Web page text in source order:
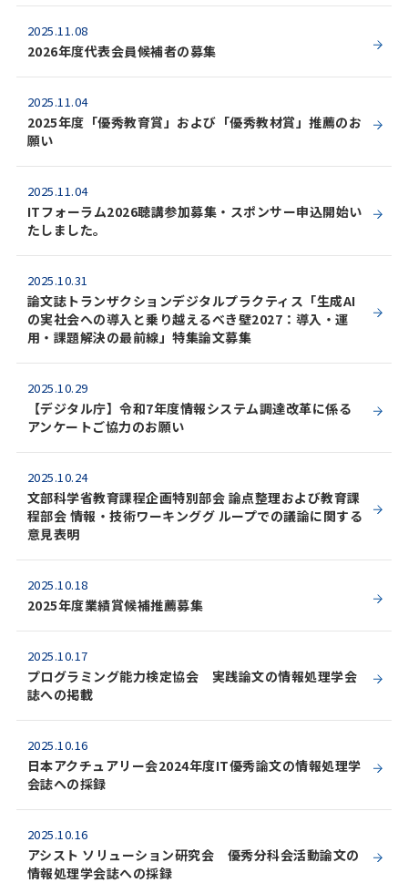
2025.11.08
2026年度代表会員候補者の募集
2025.11.04
2025年度「優秀教育賞」および「優秀教材賞」推薦のお
願い
2025.11.04
ITフォーラム2026聴講参加募集・スポンサー申込開始い
たしました。
2025.10.31
論文誌トランザクションデジタルプラクティス「生成AI
の実社会への導入と乗り越えるべき壁2027：導入・運
用・課題解決の最前線」特集論文募集
2025.10.29
【デジタル庁】令和7年度情報システム調達改革に係る
アンケートご協力のお願い
2025.10.24
文部科学省教育課程企画特別部会 論点整理および教育課
程部会 情報・技術ワーキンググ ループでの議論に関する
意見表明
2025.10.18
2025年度業績賞候補推薦募集
2025.10.17
​プログラミング能力検定協会​ 実践論文の情報処理学会
誌への掲載
2025.10.16
日本アクチュアリー会2024年度IT優秀論文の情報処理学
会誌への採録
2025.10.16
アシスト ソリューション研究会 優秀分科会活動論文の
情報処理学会誌への採録